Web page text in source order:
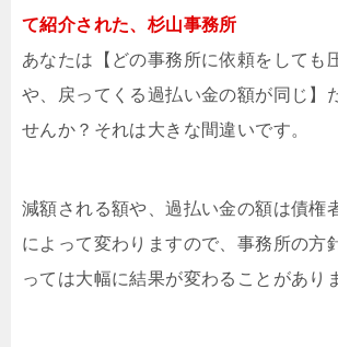
て紹介された、杉山事務所
あなたは【どの事務所に依頼をしても
や、戻ってくる過払い金の額が同じ】
せんか？それは大きな間違いです。
減額される額や、過払い金の額は債権
によって変わりますので、事務所の方
っては大幅に結果が変わることがあり